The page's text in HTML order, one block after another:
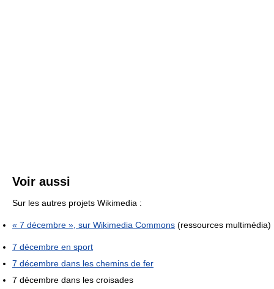
Voir aussi
Sur les autres projets Wikimedia :
« 7 décembre », sur Wikimedia Commons (ressources multimédia)
7 décembre en sport
7 décembre dans les chemins de fer
7 décembre dans les croisades